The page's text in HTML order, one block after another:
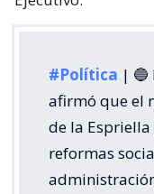
#Política | 🔵
afirmó que el
de la
reformas